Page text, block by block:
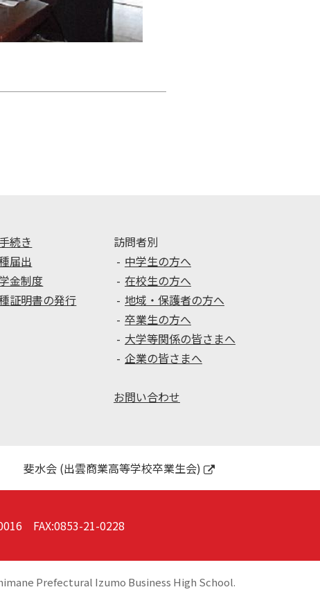
続き
届出
金制度
証明書の発行
訪問者別
中学生の方へ
在校生の方へ
地域・保護者の方へ
卒業生の方へ
大学等関係の皆さまへ
企業の皆さまへ
お問い合わせ
斐水会 (出雲商業高等学校卒業生会)
FAX:0853-21-0228
Prefectural Izumo Business High School.